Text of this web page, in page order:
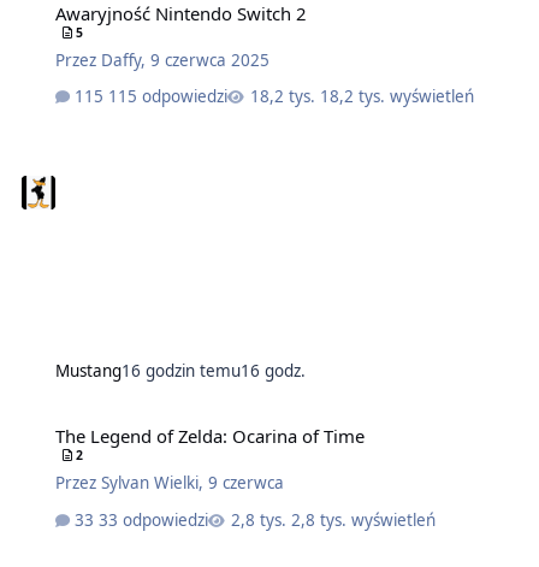
Awaryjność Nintendo Switch 2
5
Przez Daffy, 9 czerwca 2025
115 odpowiedzi
18,2 tys. wyświetleń
Mustang16 godzin temu16 godz.
The Legend of Zelda: Ocarina of Time
2
Przez Sylvan Wielki, 9 czerwca
33 odpowiedzi
2,8 tys. wyświetleń